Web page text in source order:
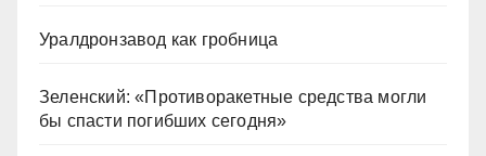
Уралдронзавод как гробница
Зеленский: «Противоракетные средства могли
бы спасти погибших сегодня»